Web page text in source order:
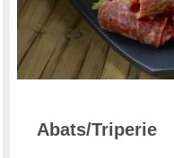
Abats/Triperie